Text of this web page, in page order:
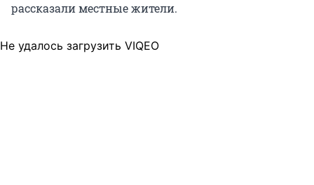
рассказали местные жители.
Не удалось загрузить VIQEO